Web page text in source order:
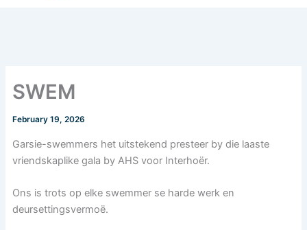
SWEM
February 19, 2026
Garsie-swemmers het uitstekend presteer by die laaste
vriendskaplike gala by AHS voor Interhoër.
Ons is trots op elke swemmer se harde werk en
deursettingsvermoë.